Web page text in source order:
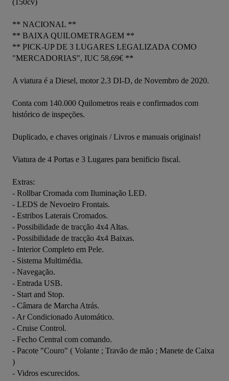
(150cv)
** NACIONAL **
** BAIXA QUILOMETRAGEM **
** PICK-UP DE 3 LUGARES LEGALIZADA COMO
"MERCADORIAS", IUC 58,69€ **
A viatura é a Diesel, motor 2.3 DI-D, de Novembro de 2020.
Conta com 140.000 Quilometros reais e confirmados com
histórico de inspeções.
Duplicado, e chaves originais / Livros e manuais originais!
Viatura de 4 Portas e 3 Lugares para benificio fiscal.
Extras:
- Rollbar Cromada com Iluminação LED.
- LEDS de Nevoeiro Frontais.
- Estribos Laterais Cromados.
- Possibilidade de tracção 4x4 Altas.
- Possibilidade de tracção 4x4 Baixas.
- Interior Completo em Pele.
- Sistema Multimédia.
- Navegação.
- Entrada USB.
- Start and Stop.
- Câmara de Marcha Atrás.
- Ar Condicionado Automático.
- Cruise Control.
- Fecho Central com comando.
- Pacote "Couro" ( Volante ; Travão de mão ; Manete de Caixa
)
- Vidros escurecidos.